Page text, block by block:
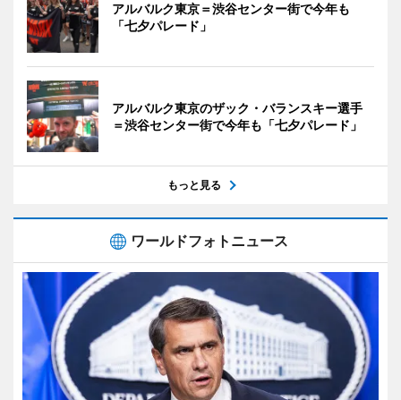
アルバルク東京＝渋谷センター街で今年も
「七夕パレード」
アルバルク東京のザック・バランスキー選手
＝渋谷センター街で今年も「七夕パレード」
もっと見る
ワールドフォトニュース